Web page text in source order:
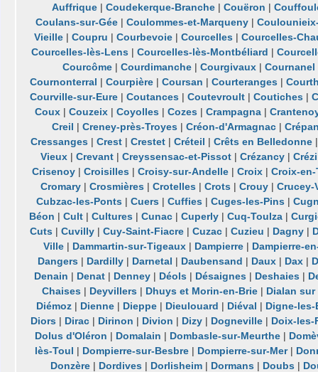
Auffrique| Coudekerque-Branche| Couëron |
Coulans-sur-Gée |Coulommes-et-Marqueny |
Vieille |Coupru |Courbevoie |Courcelles |Courcelles-
Courcelles-lès-Lens |Courcelles-lès-Montbéliard |
Courcôme| Courdimanche| Courgivaux| Cournanel
Cournonterral | Courpière| Coursan | Courteranges|
Courville-sur-Eure| Coutances| Coutevroult| Coutiches|
Coux |Couzeix |Coyolles |Cozes |Crampagna |
Creil | Creney-près-Troyes| Créon-d'Armagnac|
Cressanges| Crest| Crestet| Créteil | Crêts en Belledonne
Vieux |Crevant |Creyssensac-et-Pissot |Crézancy |
Crisenoy| Croisilles| Croisy-sur-Andelle| Croix| Croix-
Cromary |Crosmières |Crotelles |Crots |Crouy |Crucey-
Cubzac-les-Ponts |Cuers |Cuffies |Cuges-les-Pins |
Béon | Cult| Cultures| Cunac| Cuperly| Cuq-Toulza|
Cuts |Cuvilly |Cuy-Saint-Fiacre |Cuzac |Cuzieu | Dagny |
Ville| Dammartin-sur-Tigeaux| Dampierre| Dampierre-
Dangers | Dardilly | Darnetal | Daubensand | Daux | Dax |
Denain | Denat| Denney| Déols| Désaignes| Deshaies|
Chaises | Deyvillers | Dhuys et Morin-en-Brie | Dialan sur
Diémoz | Dienne | Dieppe | Dieulouard | Diéval | Digne-
Diors | Dirac | Dirinon | Divion | Dizy | Dogneville | Doix-les-
Dolus d'Oléron | Domalain | Dombasle-sur-Meurthe|
lès-Toul | Dompierre-sur-Besbre | Dompierre-sur-Mer|
Donzère| Dordives| Dorlisheim| Dormans| Doubs|